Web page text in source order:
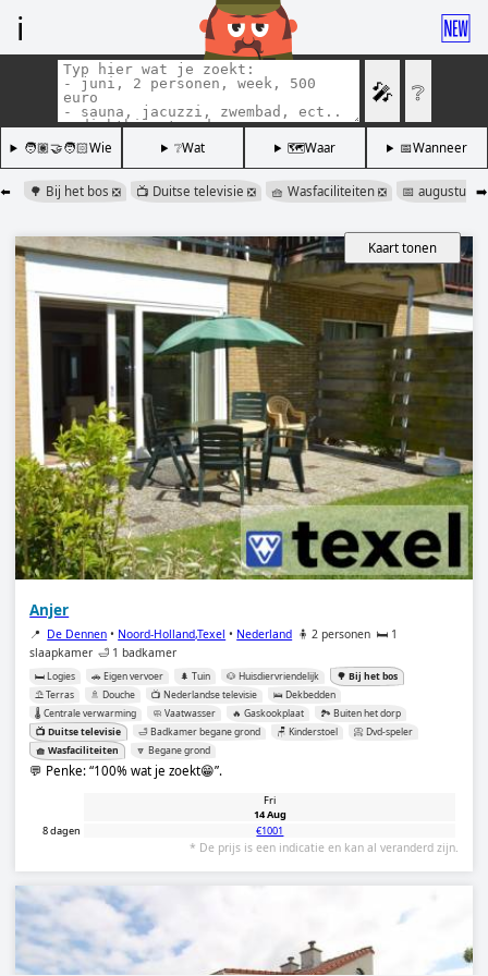
ℹ️ 🆕
🎤 ❔
🧑🏽‍🤝‍🧑🏻Wie ❔Wat 🗺️Waar 📅Wanneer
⬅️ ➡️
🌳 Bij het bos ❎ 📺 Duitse televisie ❎ 🧺 Wasfaciliteiten ❎ 📅 augustus ❎
Kaart tonen
Anjer
📍 De Dennen • Noord-Holland,Texel • Nederland 🧍 2 personen 🛏️ 1
slaapkamer 🛁 1 badkamer
🛏️ Logies 🚗 Eigen vervoer 🌲 Tuin 🐶 Huisdiervriendelijk
🌳 Bij het bos
⛱️ Terras
🚿 Douche 📺 Nederlandse televisie
🛌 Dekbedden
🌡️ Centrale verwarming
🧼 Vaatwasser 🔥 Gaskookplaat
🏞️ Buiten het dorp
📺 Duitse televisie
🛁 Badkamer begane grond 🪑 Kinderstoel
📀 Dvd-speler
🧺 Wasfaciliteiten
🔽 Begane grond
💬 Penke: 100% wat je zoekt😁 .
Fri
14 Aug
8 dagen
€1001
* De prijs is een indicatie en kan al veranderd zijn.